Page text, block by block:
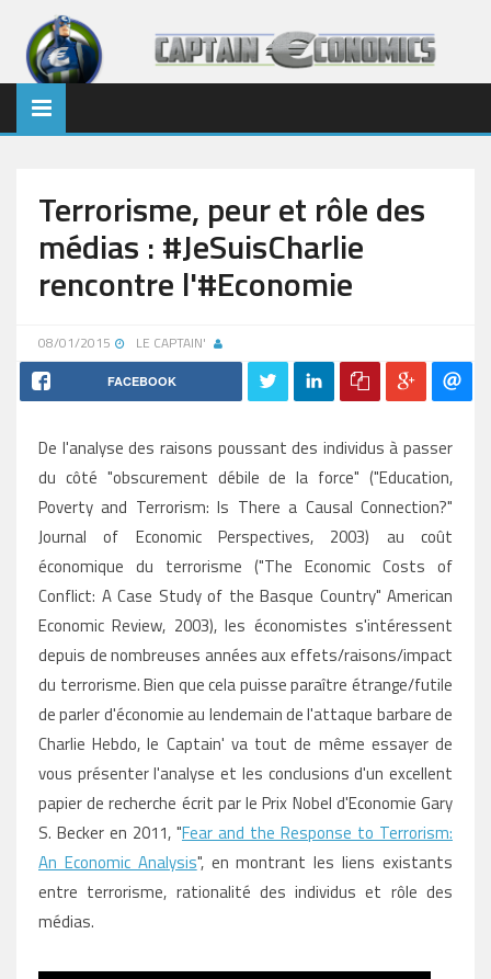
Terrorisme, peur et rôle des
médias : #JeSuisCharlie
rencontre l'#Economie
08/01/2015 LE CAPTAIN'
FACEBOOK
De l'analyse des raisons poussant des individus à passer
du côté "obscurement débile de la force" ("Education,
Poverty and Terrorism: Is There a Causal Connection?"
Journal of Economic Perspectives, 2003) au coût
économique du terrorisme ("The Economic Costs of
Conflict: A Case Study of the Basque Country" American
Economic Review, 2003), les économistes s'intéressent
depuis de nombreuses années aux effets/raisons/impact
du terrorisme. Bien que cela puisse paraître étrange/futile
de parler d'économie au lendemain de l'attaque barbare de
Charlie Hebdo, le Captain' va tout de même essayer de
vous présenter l'analyse et les conclusions d'un excellent
papier de recherche écrit par le Prix Nobel d'Economie Gary
S. Becker en 2011, "Fear and the Response to Terrorism:
An Economic Analysis", en montrant les liens existants
entre terrorisme, rationalité des individus et rôle des
médias.